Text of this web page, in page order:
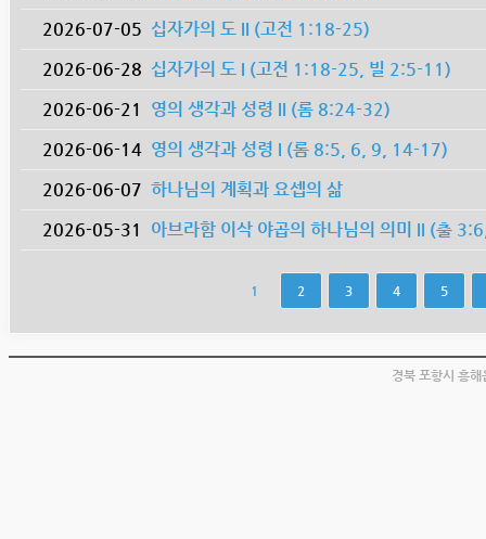
2026-07-05 십자가의 도 II (고전 1:18-25)
2026-06-28 십자가의 도 I (고전 1:18-25, 빌 2:5-11)
2026-06-21
영의 생각과 성령 II (롬 8:24-32)
2026-06-14 영의 생각과 성령 I (롬 8:5, 6, 9, 14-17)
2026-06-07 하나님의 계획과 요셉의 삶
2026-05-31
아브라함 이삭 야곱의 하나님의 의미 II (출
1 2 3 4 5
경북 포항시 흥